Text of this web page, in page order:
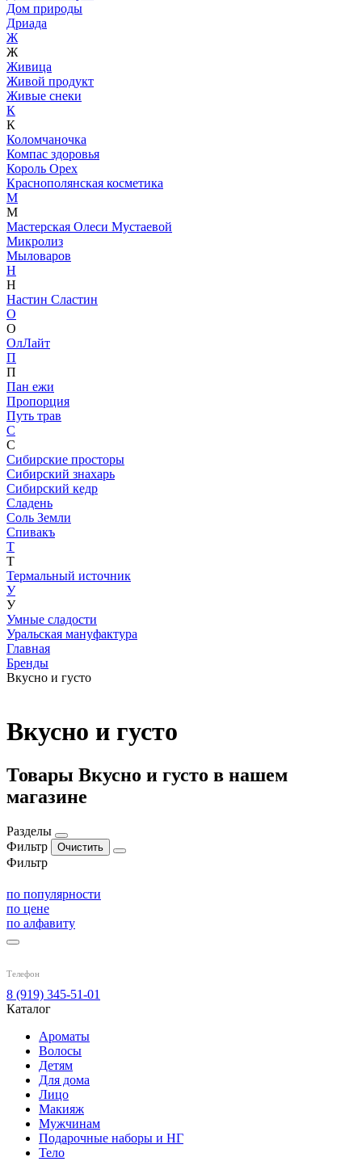
Дом природы
Дриада
Ж
Ж
Живица
Живой продукт
Живые снеки
К
К
Коломчаночка
Компас здоровья
Король Орех
Краснополянская косметика
М
М
Мастерская Олеси Мустаевой
Микролиз
Мыловаров
Н
Н
Настин Сластин
О
О
ОлЛайт
П
П
Пан ежи
Пропорция
Путь трав
С
С
Сибирские просторы
Сибирский знахарь
Сибирский кедр
Сладень
Соль Земли
Спивакъ
Т
Т
Термальный источник
У
У
Умные сладости
Уральская мануфактура
Главная
Бренды
Вкусно и густо
Вкусно и густо
Товары Вкусно и густо в нашем
магазине
Разделы
Фильтр
Фильтр
по популярности
по цене
по алфавиту
Телефон
8 (919) 345-51-01
Каталог
Ароматы
Волосы
Детям
Для дома
Лицо
Макияж
Мужчинам
Подарочные наборы и НГ
Тело